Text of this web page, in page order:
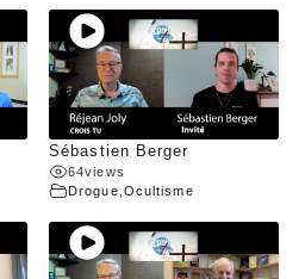
Sébastien Berger
64views
Drogue Ocultisme